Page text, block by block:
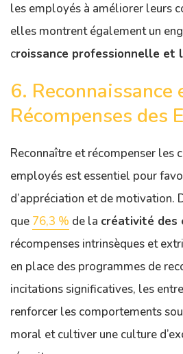
les employés à améliorer leurs
elles montrent également un
croissance professionnelle et
6. Reconnaissance
Récompenses des
Reconnaître et récompenser les
employés est essentiel pour
d’appréciation et de motivation.
que 76,3 % de la créativité des
récompenses intrinsèques et
en place des programmes de
incitations significatives, les
renforcer les comportements
moral et cultiver une culture